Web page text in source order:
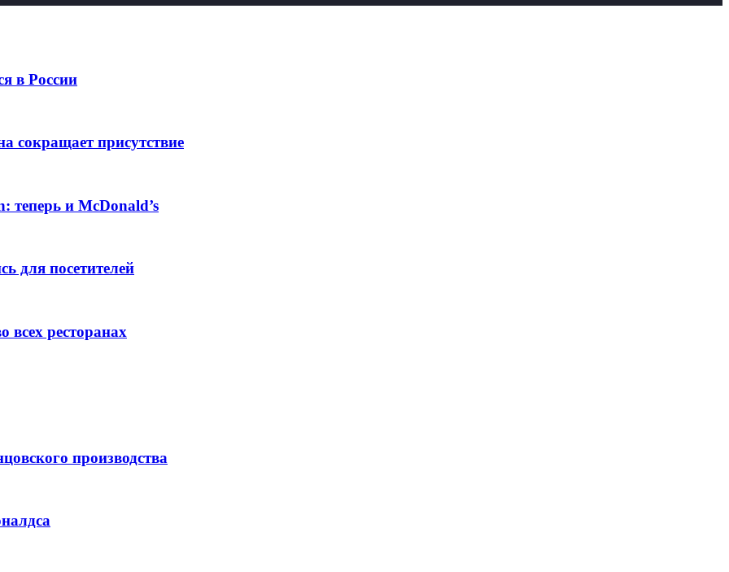
в России
сокращает присутствие
теперь и McDonald’s
для посетителей
всех ресторанах
производства